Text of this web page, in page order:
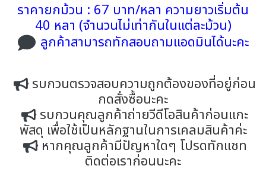
ราคายกม้วน : 67 บาท/หลา ความยาวเริ่มต้น
40 หลา (จำนวนไม่เท่ากันในแต่ละม้วน)
ลูกค้าสามารถทักสอบถามแอดมินได้นะคะ
รบกวนตรวจสอบความถูกต้องของที่อยู่ก่อน
กดสั่งซื้อนะคะ
รบกวนคุณลูกค้าถ่ายวีดีโอสินค้าก่อนแกะ
พัสดุ เพื่อใช้เป็นหลักฐานในการเคลมสินค้าค่ะ
หากคุณลูกค้ามีปัญหาใดๆ โปรดทักแชท
ติดต่อเราก่อนนะคะ